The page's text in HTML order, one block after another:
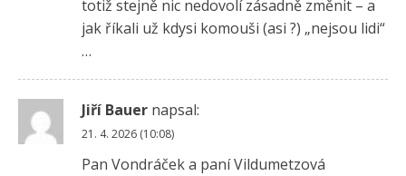
totiž stejně nic nedovolí zásadně změnit – a
jak říkali už kdysi komouši (asi ?) „nejsou lidi“
…
Jiří Bauer napsal:
21. 4. 2026 (10:08)
Pan Vondráček a paní Vildumetzová